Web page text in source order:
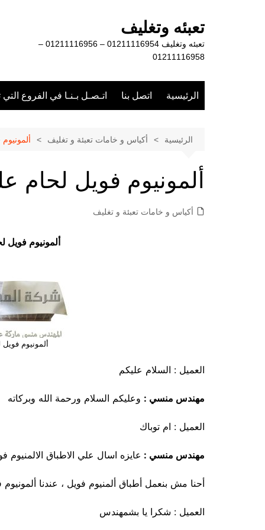
تعبئه وتغليف
تعبئه وتغليف 01211116954 – 01211116956 –
01211116958
الرئيسية اتصل بنا اتـصـل بـنـا في الفروع
الرئيسية أكياس و خامات تعبئة و تغليف
ألمونيوم فويل لحام
أكياس و خامات تعبئة و تغليف
ألمونيوم فويل
ألمونيوم
العميل : السلام عليكم
مهندس منسي : وعليكم السلام ورحمة الله وبركاته
العميل : ام توباك
مهندس منسي : عايزه اسال علي الاطباق الالمنيوم
أحنا مش بنعمل أطباق ألمنيوم فويل ، عندنا
العميل : شكرا يا بشمهندس